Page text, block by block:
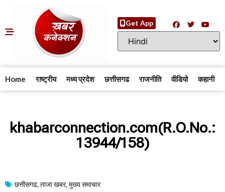
Get App
Home राष्ट्रीय मध्य प्रदेश छत्तीसगढ राजनीति वीडियो कहानी
khabarconnection.com(R.O.No.:
13944/158)
छत्तीसगढ, ताजा खबर, मुख्य समाचार​